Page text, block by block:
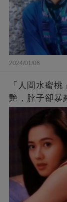
2024/01/06
「人間水蜜
艷，脖子卻暴
幕，竟是因為